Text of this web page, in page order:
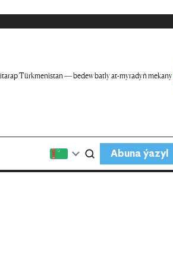
Türkmenistan — bedew batly at-myradyň mekany
Abuna ýazyl